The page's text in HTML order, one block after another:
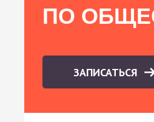
ПО
ЗАПИСАТЬСЯ